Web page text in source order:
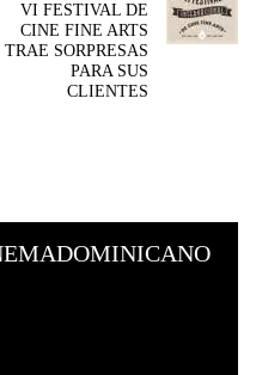
VI FESTIVAL DE
CINE FINE ARTS
TRAE SORPRESAS
PARA SUS
CLIENTES